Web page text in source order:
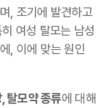
, 조기에 발견하고
여성 탈모는 남성
, 이에 맞는 원인
탈모약 종류에 대해